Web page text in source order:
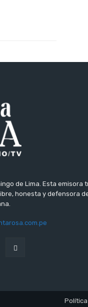
de Lima. Esta
honesta y defensora